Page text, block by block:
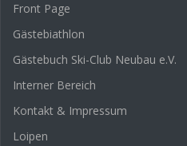
Front Page
Gästebiathlon
Gästebuch Ski-Club Neubau e.V.
Interner Bereich
Kontakt & Impressum
Loipen